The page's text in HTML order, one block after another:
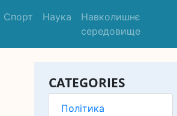
Спорт Наука
Навколишнє
середовище
CATEGORIES
Політика